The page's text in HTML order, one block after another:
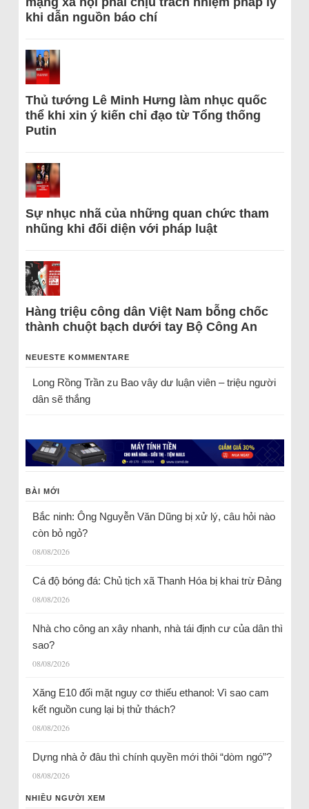
khi dẫn nguồn báo chí
Thủ tướng Lê Minh Hưng làm nhục quốc
thể khi xin ý kiến chỉ đạo từ Tổng thống
Putin
Sự nhục nhã của những quan chức tham
nhũng khi đối diện với pháp luật
Hàng triệu công dân Việt Nam bỗng chốc
thành chuột bạch dưới tay Bộ Công An
NEUESTE KOMMENTARE
Long Rồng Trầnzu Bao vây dư luận viên – triệu người
dân sẽ thắng
BÀI MỚI
Bắc ninh: Ông Nguyễn Văn Dũng bị xử lý, câu hỏi nào
còn bỏ ngỏ?
08/08/2026
Cá độ bóng đá: Chủ tịch xã Thanh Hóa bị khai trừ Đảng
08/08/2026
Nhà cho công an xây nhanh, nhà tái định cư của dân thì
sao?
08/08/2026
Xăng E10 đối mặt nguy cơ thiếu ethanol: Vì sao cam
kết nguồn cung lại bị thử thách?
08/08/2026
Dựng nhà ở đâu thì chính quyền mới thôi “dòm ngó”?
08/08/2026
NHIỀU NGƯỜI XEM